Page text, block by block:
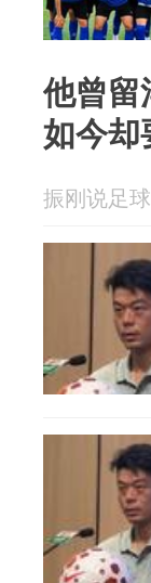
他曾留
如今却
振刚说足